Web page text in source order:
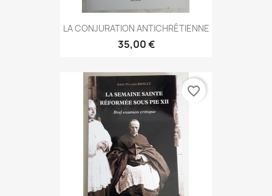
LA CONJURATION ANTICHRÉTIENNE
35,00 €
favorite_border